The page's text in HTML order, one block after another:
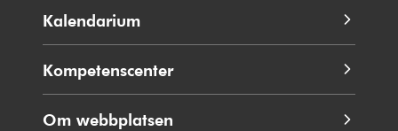
Kalendarium
Kompetenscenter
Om webbplatsen